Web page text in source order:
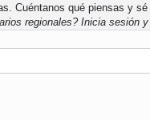
Cuéntanos qué piensas y
regionales? Inicia sesión y